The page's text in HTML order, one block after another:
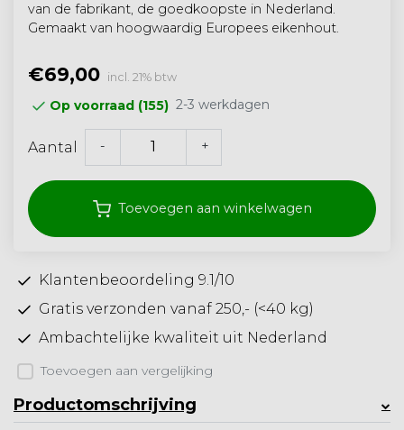
van de fabrikant, de goedkoopste in Nederland.
Gemaakt van hoogwaardig Europees eikenhout.
€69,00 incl. 21% btw
Op voorraad (155) 2-3 werkdagen
Aantal - +
Toevoegen aan winkelwagen
Klantenbeoordeling 9.1/10
Gratis verzonden vanaf 250,- (<40 kg)
Ambachtelijke kwaliteit uit Nederland
Toevoegen aan vergelijking
Productomschrijving